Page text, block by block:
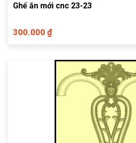
Ghế ăn mới cnc 23-23
300.000 ₫